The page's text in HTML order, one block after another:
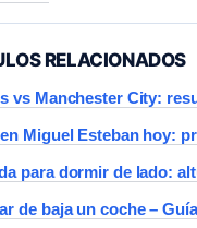
RELACIONADOS
vs Manchester City:
Miguel Esteban hoy:
para dormir de lado:
de baja un coche –